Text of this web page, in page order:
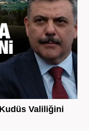
Valiliğini